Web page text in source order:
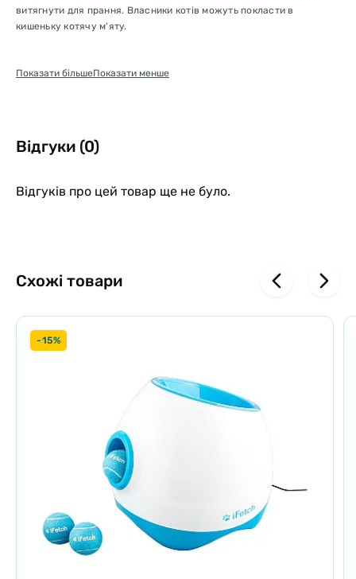
витягнути для прання. Власники котів можуть покласти в
кишеньку котячу м'яту.
хорт або кішки.
Кожне цуценя грає по-різному, тому ми рекомендуємо уважно
стежити за ним, особливо в перший час після появи нового
тому, якщо ви знаєте, що ваше цуценя не вміє акуратно
поводитися з іграшками, будь ласка, стежте за грою, щоб
Показати більшеПоказати менше
Відгуки (0)
Відгуків про цей товар ще не було.
Схожі товари
-15%